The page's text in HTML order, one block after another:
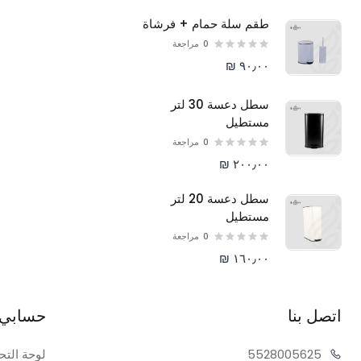
طقم سلة حمام + فرشاة
0 مراجعة
٩٠٫٠٠ ₪
سطل دعسة 30 لتر
مستطيل
0 مراجعة
٢٠٠٫٠٠ ₪
سطل دعسة 20 لتر
مستطيل
0 مراجعة
١٦٠٫٠٠ ₪
اتصل بنا
05625
55280 لوحة